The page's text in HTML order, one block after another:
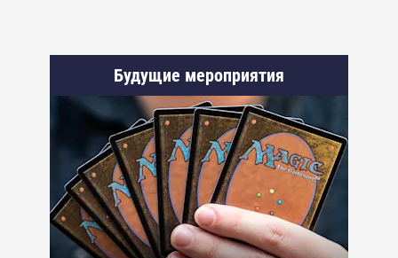
Будущие мероприятия